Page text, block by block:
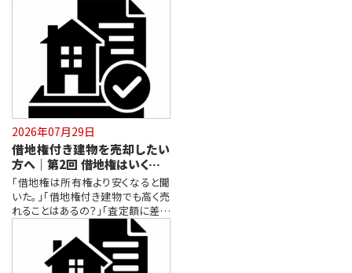
2026年07月29日
借地権付き建物を売却したい
方へ｜第2回 借地権はいくらで
売れる？価格が決まるポイント
「借地権は所有権より安くなると聞
いた。」「借地権付き建物でも高く売
れることはあるの？」「査定額に差が